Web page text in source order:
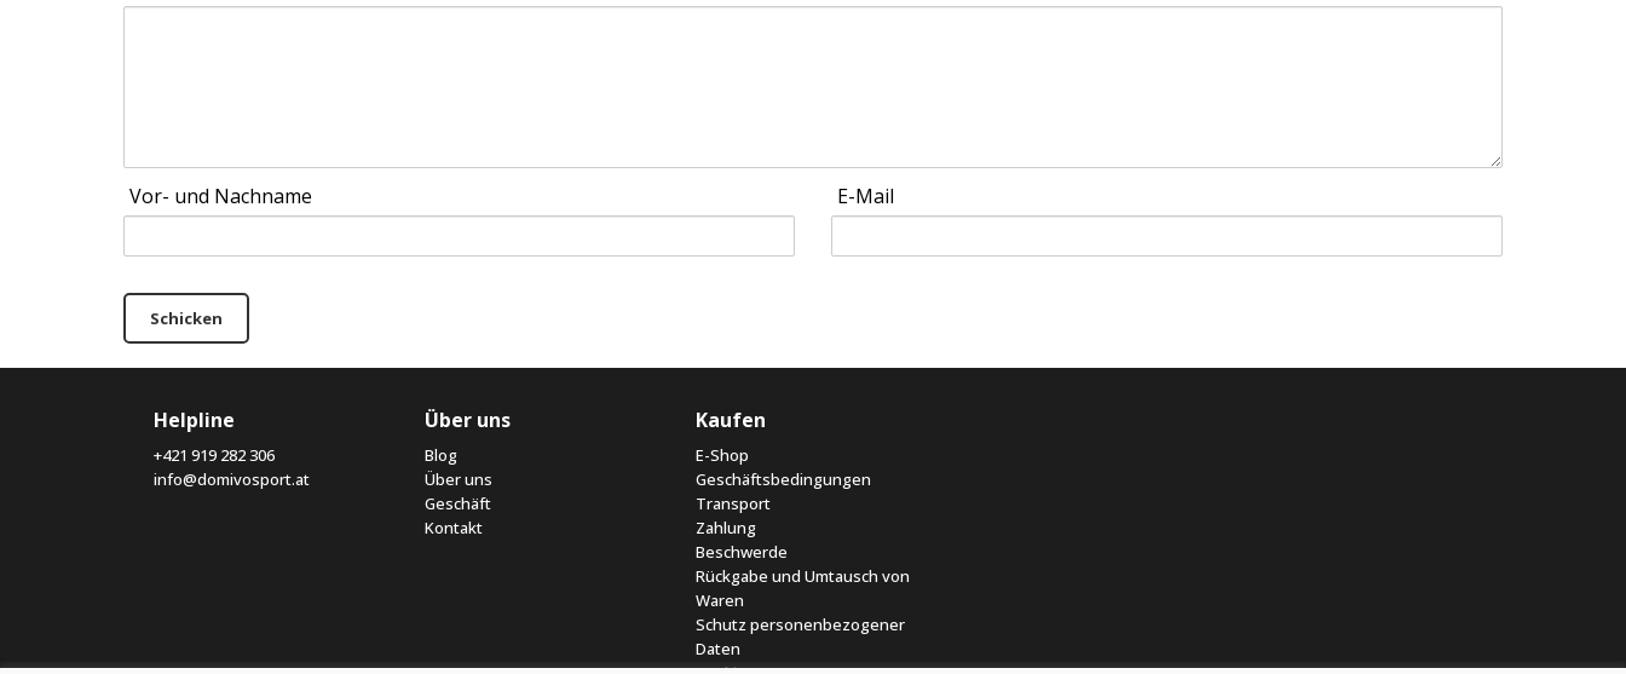
Vor- und Nachname E-Mail
Schicken
Helpline
+421 919 282 306
info@domivosport.at
Über uns
Blog
Über uns
Geschäft
Kontakt
Kaufen
E-Shop
Geschäftsbedingungen
Transport
Zahlung
Beschwerde
Rückgabe und Umtausch von
Waren
Schutz personenbezogener
Daten